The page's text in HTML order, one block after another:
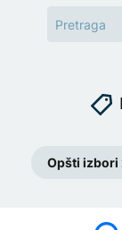
Opšti izbori